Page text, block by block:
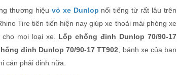
thương hiệu vỏ xe Dunlop nổi tiếng từ rất lâu trên
Tire tiên tiến hiện nay giúp xe thoải mái phóng xe
mọi loại xe. Lốp chống đinh Dunlop 70/90-17
đinh Dunlop 70/90-17 TT902 , bánh xe của bạn
cán phải đinh nữa.